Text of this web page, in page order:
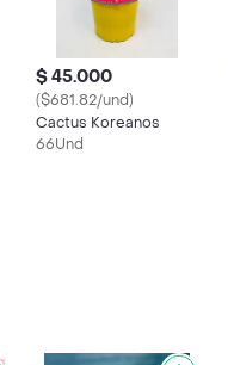
$ 45.000
($681.82/und)
Cactus Koreanos
66Und